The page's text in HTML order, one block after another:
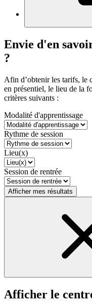
Envie d'en
?
Afin d’obtenir les tarifs, le
en présentiel, le lieu de la
critères suivants :
Modalité d'apprentissage
Rythme de session
Lieu(x)
Session de rentrée
Afficher mes résultats
Afficher le